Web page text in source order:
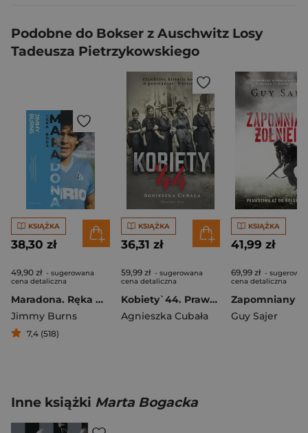
Podobne do Bokser z Auschwitz Losy
Tadeusza Pietrzykowskiego
KSIĄŻKA
38,30 zł
49,90 zł - sugerowana
cena detaliczna
Maradona. Ręka Boga
Jimmy Burns
7,4 (518)
KSIĄŻKA
36,31 zł
59,99 zł - sugerowana
cena detaliczna
Kobiety`44. Prawdziwe historie kobiet w powstańczej Warszawie
Agnieszka Cubała
KSIĄŻKA
41,99 zł
69,99 zł -
cena detaliczna
Guy Sajer
Inne książki Marta Bogacka